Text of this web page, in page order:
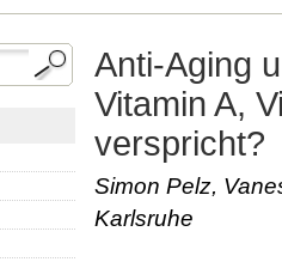
Anti-Aging
Vitamin A,
verspricht?
Simon Pelz,
Karlsruhe